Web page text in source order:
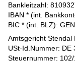
Bankleitzahl:
IBAN * (int.
BIC * (int. BLZ):
Amtsgericht Stendal
USt-Id.Nummer: DE
Steuernummer: